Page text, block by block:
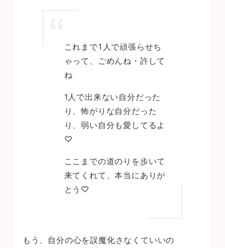
これまで1人で頑張らせち
ゃって、ごめんね・許して
ね
1 人で出来ない自分だった
り、怖がりな自分だった
り、弱い自分も愛してるよ
♡
ここまでの道のりを歩いて
来てくれて、本当にありが
とう♡
もう、自分の心を誤魔化さなくていいの